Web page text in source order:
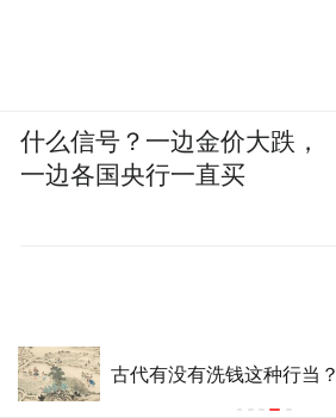
古代有没有洗钱这种行当？
什么信号？一边金价大跌，
一边各国央行一直买